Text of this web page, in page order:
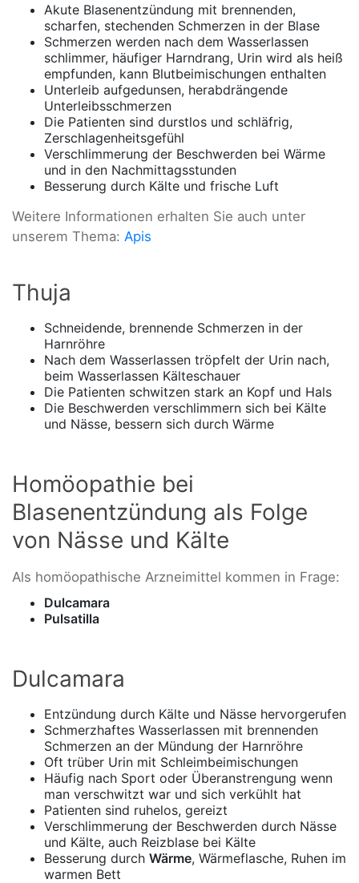
Akute Blasenentzündung mit brennenden,
scharfen, stechenden Schmerzen in der Blase
Schmerzen werden nach dem Wasserlassen
schlimmer, häufiger Harndrang, Urin wird als heiß
empfunden, kann Blutbeimischungen enthalten
Unterleib aufgedunsen, herabdrängende
Unterleibsschmerzen
Die Patienten sind durstlos und schläfrig,
Zerschlagenheitsgefühl
Verschlimmerung der Beschwerden bei Wärme
und in den Nachmittagsstunden
Besserung durch Kälte und frische Luft
Weitere Informationen erhalten Sie auch unter
unserem Thema: Apis
Thuja
Schneidende, brennende Schmerzen in der
Harnröhre
Nach dem Wasserlassen tröpfelt der Urin nach,
beim Wasserlassen Kälteschauer
Die Patienten schwitzen stark an Kopf und Hals
Die Beschwerden verschlimmern sich bei Kälte
und Nässe, bessern sich durch Wärme
Homöopathie bei
Blasenentzündung als Folge
von Nässe und Kälte
Als homöopathische Arzneimittel kommen in Frage:
Dulcamara
Pulsatilla
Dulcamara
Entzündung durch Kälte und Nässe hervorgerufen
Schmerzhaftes Wasserlassen mit brennenden
Schmerzen an der Mündung der Harnröhre
Oft trüber Urin mit Schleimbeimischungen
Häufig nach Sport oder Überanstrengung wenn
man verschwitzt war und sich verkühlt hat
Patienten sind ruhelos, gereizt
Verschlimmerung der Beschwerden durch Nässe
und Kälte, auch Reizblase bei Kälte
Besserung durch Wärme, Wärmeflasche, Ruhen im
warmen Bett